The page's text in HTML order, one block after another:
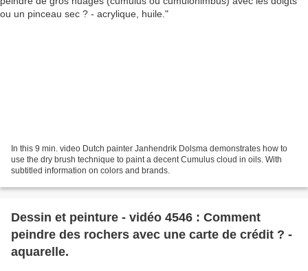
In this 9 min. video Dutch painter Janhendrik Dolsma demonstrates how to
use the dry brush technique to paint a decent Cumulus cloud in oils. With
subtitled information on colors and brands.
Dessin et peinture - vidéo 4546 : Comment
peindre des rochers avec une carte de crédit ? -
aquarelle.